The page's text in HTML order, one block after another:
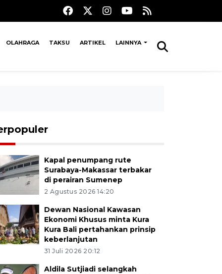
OLAHRAGA TAKSU ARTIKEL LAINNYA
Kapal penumpang rute
Surabaya-Makassar terbakar
di perairan Sumenep
2 Agustus 2026 14:20
Dewan Nasional Kawasan
Ekonomi Khusus minta Kura
Kura Bali pertahankan prinsip
keberlanjutan
31 Juli 2026 20:12
Aldila Sutjiadi selangkah